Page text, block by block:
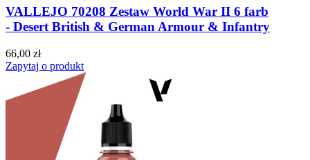
VALLEJO 70208 Zestaw World War II 6 farb
- Desert British & German Armour & Infantry
66,00 zł
Zapytaj o produkt